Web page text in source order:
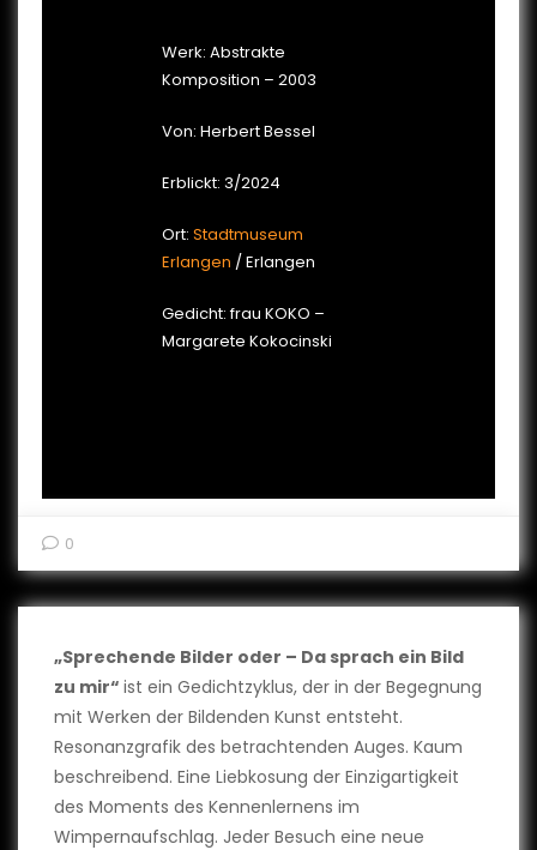
Werk: Abstrakte
Komposition – 2003
Von: Herbert Bessel
Erblickt: 3/2024
Ort: Stadtmuseum
Erlangen / Erlangen
Gedicht: frau KOKO –
Margarete Kokocinski
0
„Sprechende Bilder oder – Da sprach ein Bild
zu mir“ ist ein Gedichtzyklus, der in der Begegnung
mit Werken der Bildenden Kunst entsteht.
Resonanzgrafik des betrachtenden Auges. Kaum
beschreibend. Eine Liebkosung der Einzigartigkeit
des Moments des Kennenlernens im
Wimpernaufschlag. Jeder Besuch eine neue